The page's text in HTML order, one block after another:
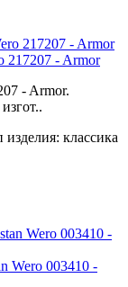
217207 - Armor
- Armor.
изделия: классика
Wero 003410 -